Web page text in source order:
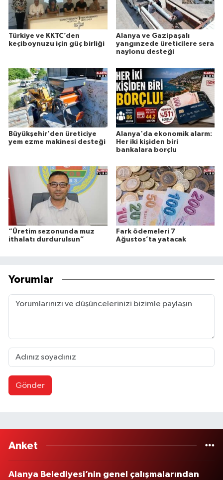
Türkiye ve KKTC’den
keçiboynuzu için güç birliği
Alanya ve Gazipaşalı
yangınzede üreticilere sera
naylonu desteği
Büyükşehir'den üreticiye
yem ezme makinesi desteği
Alanya'da ekonomik alarm:
Her iki kişiden biri
bankalara borçlu
“Üretim sezonunda muz
ithalatı durdurulsun”
Fark ödemeleri 7
Ağustos’ta yatacak
Yorumlar
Gönder
Anket
Alanya Belediyesi’nin genel çalışmalarından